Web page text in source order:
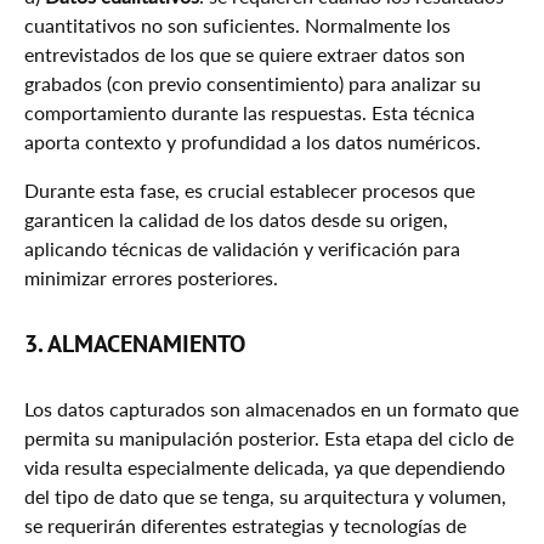
cuantitativos no son suficientes. Normalmente los
entrevistados de los que se quiere extraer datos son
grabados (con previo consentimiento) para analizar su
comportamiento durante las respuestas. Esta técnica
aporta contexto y profundidad a los datos numéricos.
Durante esta fase, es crucial establecer procesos que
garanticen la calidad de los datos desde su origen,
aplicando técnicas de validación y verificación para
minimizar errores posteriores.
3. ALMACENAMIENTO
Los datos capturados son almacenados en un formato que
permita su manipulación posterior. Esta etapa del ciclo de
vida resulta especialmente delicada, ya que dependiendo
del tipo de dato que se tenga, su arquitectura y volumen,
se requerirán diferentes estrategias y tecnologías de